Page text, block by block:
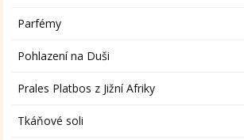
Parfémy
Pohlazení na Duši
Prales Platbos z Jižní Afriky
Tkáňové soli